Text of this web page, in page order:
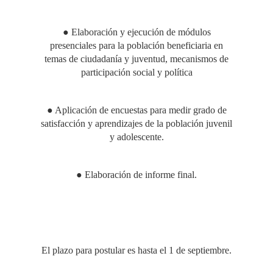
● Elaboración y ejecución de módulos
presenciales para la población beneficiaria en
temas de ciudadanía y juventud, mecanismos de
participación social y política
● Aplicación de encuestas para medir grado de
satisfacción y aprendizajes de la población juvenil
y adolescente.
● Elaboración de informe final.
El plazo para postular es hasta el 1 de septiembre.